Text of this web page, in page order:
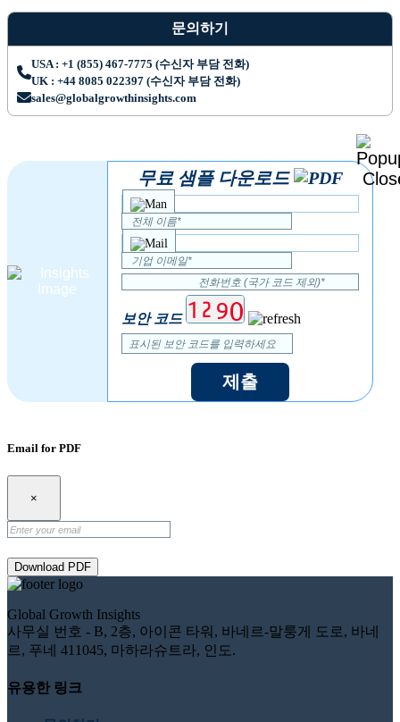
문의하기
USA : +1 (855) 467-7775 (수신자 부담 전화)
UK : +44 8085 022397 (수신자 부담 전화)
sales@globalgrowthinsights.com
무료 샘플 다운로드
보안 코드
제출
Email for PDF
×
Download PDF
Global Growth Insights
사무실 번호 - B, 2층, 아이콘 타워, 바네르-말룽게 도로, 바네
르, 푸네 411045, 마하라슈트라, 인도.
유용한 링크